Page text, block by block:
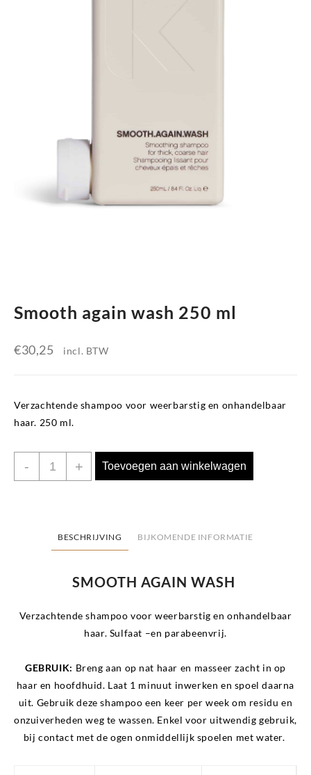
Smooth again wash 250 ml
€30,25 incl. BTW
Verzachtende shampoo voor weerbarstig en onhandelbaar
haar. 250 ml.
-
Smooth
again
aantal
+ Toevoegen aan winkelwagen
BESCHRIJVING BIJKOMENDE INFORMATIE
SMOOTH AGAIN WASH
Verzachtende shampoo voor weerbarstig en onhandelbaar
haar. Sulfaat –en parabeenvrij.
GEBRUIK: Breng aan op nat haar en masseer zacht in op
haar en hoofdhuid. Laat 1 minuut inwerken en spoel daarna
uit. Gebruik deze shampoo een keer per week om residu en
onzuiverheden weg te wassen. Enkel voor uitwendig gebruik,
bij contact met de ogen onmiddellijk spoelen met water.